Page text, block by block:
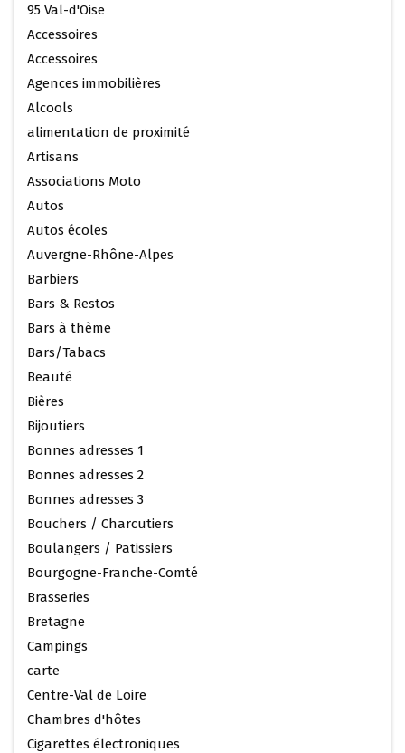
95 Val-d'Oise
Accessoires
Accessoires
Agences immobilières
Alcools
alimentation de proximité
Artisans
Associations Moto
Autos
Autos écoles
Auvergne-Rhône-Alpes
Barbiers
Bars & Restos
Bars à thème
Bars/Tabacs
Beauté
Bières
Bijoutiers
Bonnes adresses 1
Bonnes adresses 2
Bonnes adresses 3
Bouchers / Charcutiers
Boulangers / Patissiers
Bourgogne-Franche-Comté
Brasseries
Bretagne
Campings
carte
Centre-Val de Loire
Chambres d'hôtes
Cigarettes électroniques